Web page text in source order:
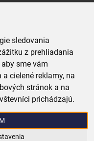
sledovania
z prehliadania
sme vám
cielené reklamy, na
stránok a na
prichádzajú.